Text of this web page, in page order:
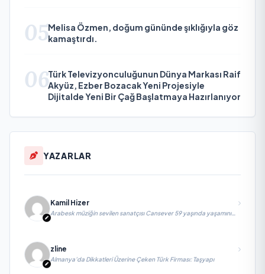
05Melisa Özmen, doğum gününde şıklığıyla göz
kamaştırdı.
06Türk Televizyonculuğunun Dünya Markası Raif
Akyüz, Ezber Bozacak Yeni Projesiyle
Dijitalde Yeni Bir Çağ Başlatmaya Hazırlanıyor
YAZARLAR
Kamil Hizer
Arabesk müziğin sevilen sanatçısı Cansever 59 yaşında yaşamını
zline
Almanya’da Dikkatleri Üzerine Çeken Türk Firması: Taşyapı